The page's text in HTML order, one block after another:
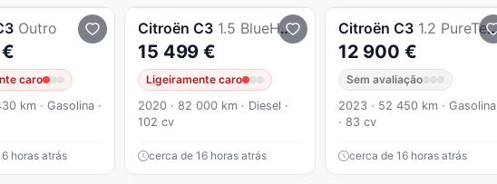
Outro
caro
km · Gasolina ·
horas atrás
Citroën C3 1.5 BlueHDi Feel Pack
15 499 €
Ligeiramente caro
2020 · 82 000 km · Diesel ·
102 cv
cerca de 16 horas atrás
Citroën C3 1.2 PureTech C-Series
12 900 €
Sem avaliação
2023 · 52 450 km · Gasolina
· 83 cv
cerca de 16 horas atrás